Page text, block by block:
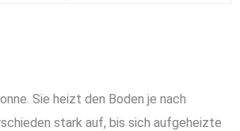
Sie heizt den Boden je nach
stark auf, bis sich aufgeheizte